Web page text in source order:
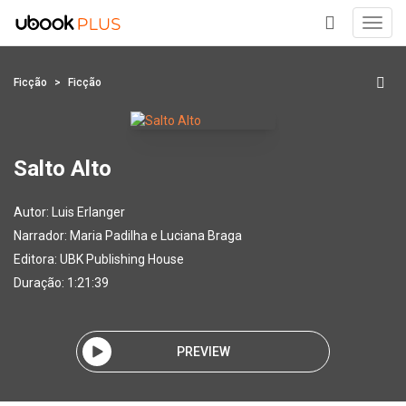
+
Ficção Ficção
Salto Alto
Autor:
Luis Erlanger
Narrador: Maria Padilha e Luciana Braga
Editora: UBK Publishing House
Duração: 1:21:39
PREVIEW